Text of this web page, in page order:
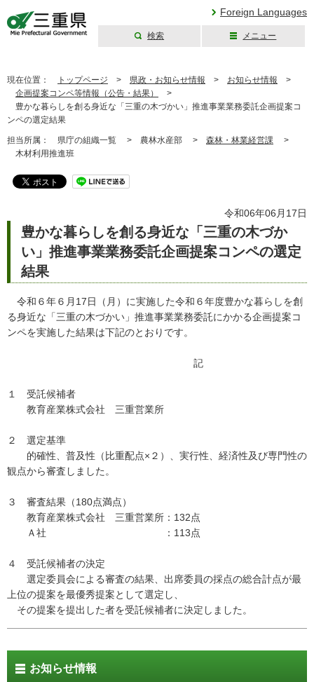
Foreign Languages
検索 メニュー
現在位置： トップページ > 県政・お知らせ情報 > お知らせ情報 >
企画提案コンペ等情報（公告・結果）
>
豊かな暮らしを創る身近な「三重の木づかい」推進事業業務委託企画提案コ
ンペの選定結果
担当所属： 県庁の組織一覧 > 農林水産部 > 森林・林業経営課 >
木材利用推進班
令和06年06月17日
豊かな暮らしを創る身近な「三重の木づか
い」推進事業業務委託企画提案コンペの選定
結果
令和６年６月17日（月）に実施した令和６年度豊かな暮らしを創
る身近な「三重の木づかい」推進事業業務委託にかかる企画提案コ
ンペを実施した結果は下記のとおりです。
記
１ 受託候補者
教育産業株式会社 三重営業所
２ 選定基準
的確性、普及性（比重配点×２）、実行性、経済性及び専門性の
観点から審査しました。
３ 審査結果（180点満点）
教育産業株式会社 三重営業所：132点
Ａ社 ：113点
４ 受託候補者の決定
選定委員会による審査の結果、出席委員の採点の総合計点が最
上位の提案を最優秀提案として選定し、
その提案を提出した者を受託候補者に決定しました。
お知らせ情報